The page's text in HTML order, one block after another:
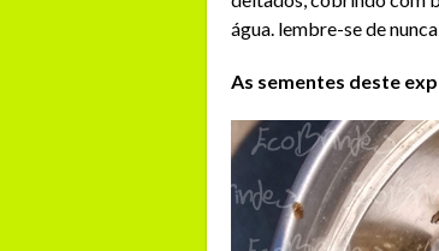
água. lembre-se de
As sementes deste